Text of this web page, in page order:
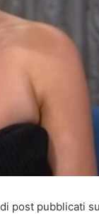
post pubblicati